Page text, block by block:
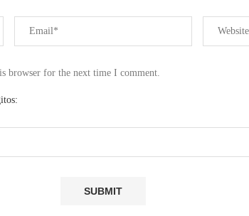
browser for the next time I comment.